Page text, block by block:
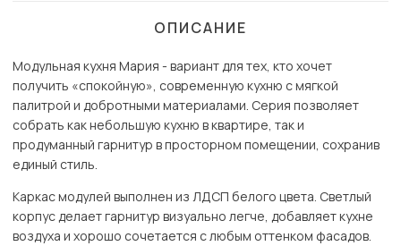
ОПИСАНИЕ
Модульная кухня Мария - вариант для тех, кто хочет
получить «спокойную», современную кухню с мягкой
палитрой и добротными материалами. Серия позволяет
собрать как небольшую кухню в квартире, так и
продуманный гарнитур в просторном помещении, сохранив
единый стиль.
Каркас модулей выполнен из ЛДСП белого цвета. Светлый
корпус делает гарнитур визуально легче, добавляет кухне
воздуха и хорошо сочетается с любым оттенком фасадов.